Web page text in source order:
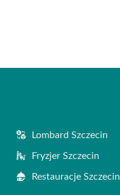
Lombard Szczecin
Fryzjer Szczecin
Restauracje Szczecin